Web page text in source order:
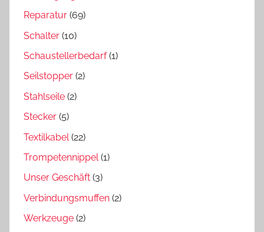
Reparatur (69)
Schalter (10)
Schaustellerbedarf(1)
Seilstopper (2)
Stahlseile (2)
Stecker (5)
Textilkabel (22)
Trompetennippel(1)
Unser Geschäft (3)
Verbindungsmuffen (2)
Werkzeuge (2)